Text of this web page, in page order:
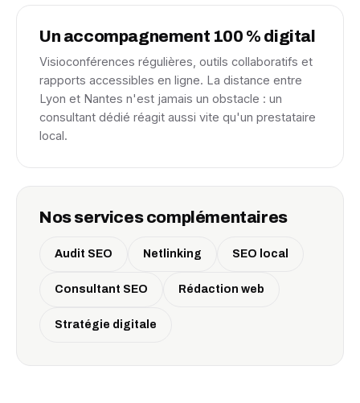
Un accompagnement 100 % digital
Visioconférences régulières, outils collaboratifs et
rapports accessibles en ligne. La distance entre
Lyon et Nantes n'est jamais un obstacle : un
consultant dédié réagit aussi vite qu'un prestataire
local.
Nos services complémentaires
Audit SEO Netlinking SEO local
Consultant SEO Rédaction web
Stratégie digitale